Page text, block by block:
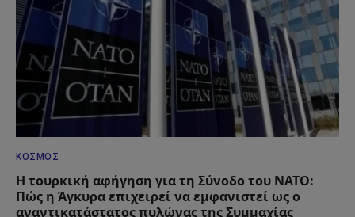
ΚΌΣΜΟΣ
Η τουρκική αφήγηση για τη Σύνοδο του ΝΑΤΟ:
Πώς η Άγκυρα επιχειρεί να εμφανιστεί ως ο
αναντικατάστατος πυλώνας της Συμμαχίας